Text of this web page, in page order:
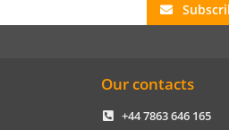
Our contacts
+44 7863 646 165